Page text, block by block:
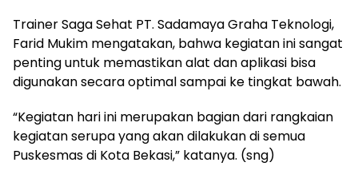
Trainer Saga Sehat PT. Sadamaya Graha Teknologi,
Farid Mukim mengatakan, bahwa kegiatan ini sangat
penting untuk memastikan alat dan aplikasi bisa
digunakan secara optimal sampai ke tingkat bawah.
“Kegiatan hari ini merupakan bagian dari rangkaian
kegiatan serupa yang akan dilakukan di semua
Puskesmas di Kota Bekasi,” katanya. (sng)